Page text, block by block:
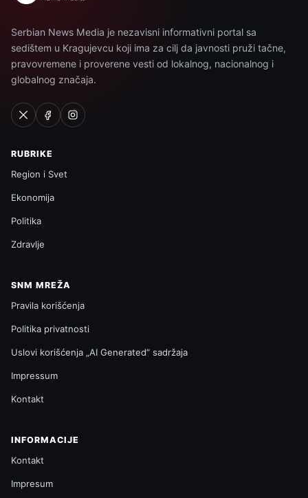
Serbian News Media je nezavisni informativni portal sa
sedištem u Kragujevcu koji ima za cilj da javnosti pruži tačne,
pravovremene i proverene vesti od lokalnog, nacionalnog i
globalnog značaja.
RUBRIKE
Region i Svet
Ekonomija
Politika
Zdravlje
SNM MREŽA
Pravila korišćenja
Politika privatnosti
Uslovi korišćenja „AI Generated“ sadržaja
Impressum
Kontakt
INFORMACIJE
Kontakt
Impresum